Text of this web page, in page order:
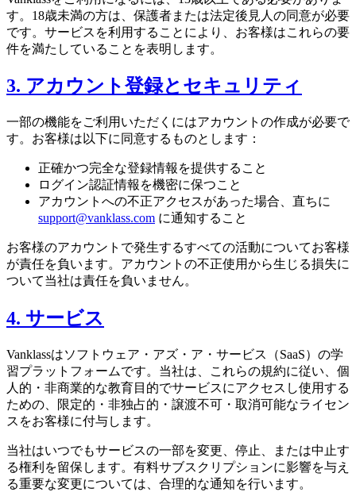
す。18歳未満の方は、保護者または法定後見人の同意が必要
です。サービスを利用することにより、お客様はこれらの要
件を満たしていることを表明します。
3. アカウント登録とセキュリティ
一部の機能をご利用いただくにはアカウントの作成が必要で
す。お客様は以下に同意するものとします：
正確かつ完全な登録情報を提供すること
ログイン認証情報を機密に保つこと
アカウントへの不正アクセスがあった場合、直ちに
support@vanklass.com に通知すること
お客様のアカウントで発生するすべての活動についてお客様
が責任を負います。アカウントの不正使用から生じる損失に
ついて当社は責任を負いません。
4. サービス
Vanklassはソフトウェア・アズ・ア・サービス（SaaS）の学
習プラットフォームです。当社は、これらの規約に従い、個
人的・非商業的な教育目的でサービスにアクセスし使用する
ための、限定的・非独占的・譲渡不可・取消可能なライセン
スをお客様に付与します。
当社はいつでもサービスの一部を変更、停止、または中止す
る権利を留保します。有料サブスクリプションに影響を与え
る重要な変更については、合理的な通知を行います。